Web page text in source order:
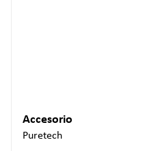
Accesorio
Puretech